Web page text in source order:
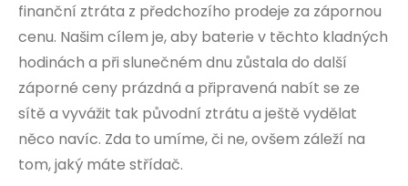
finanční ztráta z předchozího prodeje za zápornou
cenu. Našim cílem je, aby baterie v těchto kladných
hodinách a při slunečném dnu zůstala do další
záporné ceny prázdná a připravená nabít se ze
sítě a vyvážit tak původní ztrátu a ještě vydělat
něco navíc. Zda to umíme, či ne, ovšem záleží na
tom, jaký máte střídač.